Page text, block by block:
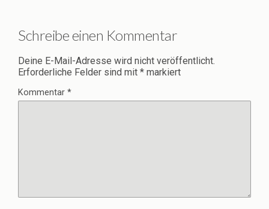
Schreibe einen Kommentar
Deine E-Mail-Adresse wird nicht veröffentlicht.
Erforderliche Felder sind mit * markiert
Kommentar *